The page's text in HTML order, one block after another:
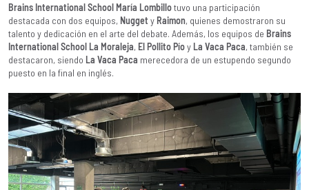
Brains International School María Lombillotuvo una participación
destacada con dos equipos, Nugget y Raimon, quienes demostraron su
talento y dedicación en el arte del debate. Además, los equipos de Brains
International School La Moraleja, El Pollito Píoy La Vaca Paca, también se
destacaron, siendo La Vaca Paca merecedora de un estupendo segundo
puesto en la final en inglés.